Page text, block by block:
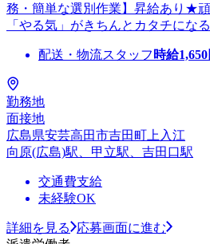
務・簡単な選別作業】昇給あり★
「やる気」がきちんとカタチにな
配送・物流スタッフ 時給1,650
勤務地
面接地
広島県安芸高田市吉田町上入江
向原(広島)駅、甲立駅、吉田口駅
交通費支給
未経験OK
詳細を見る
応募画面に進む